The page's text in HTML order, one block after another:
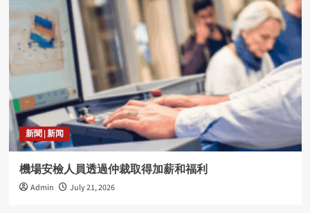
新聞 | 新闻
機場安檢人員透過仲裁取得加薪和福利
Admin July 21, 2026